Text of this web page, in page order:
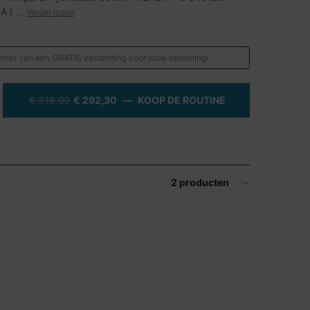
I ...
Verder lezen
van een GRATIS verzending voor jouw bestelling!
OUDE PRIJS
€ 316,00
NIEUWE PRIJS€ 292,30 ― KOOP DE ROUTINE
2 producten